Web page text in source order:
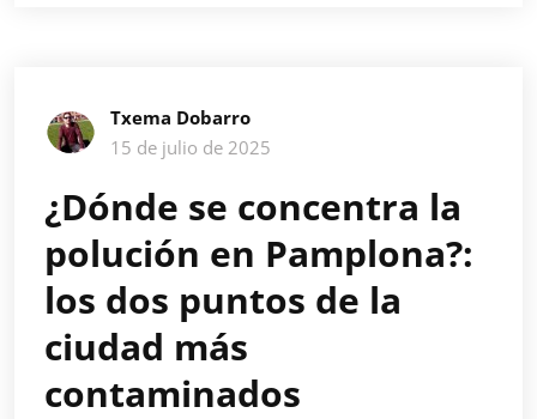
Txema Dobarro
15 de julio de 2025
¿Dónde se concentra la
polución en Pamplona?:
los dos puntos de la
ciudad más
contaminados